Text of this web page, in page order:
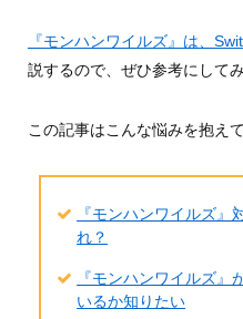
『モンハンワイルズ』は、
説するので、ぜひ参考にして
この記事はこんな悩みを抱え
『モンハンワイルズ』
れ？
『モンハンワイルズ』
いるか知りたい